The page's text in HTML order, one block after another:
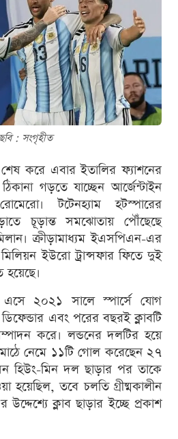
ছবি : সংগৃহীত
শেষ করে এবার ইতালির ফ্যাশনের
গড়তে যাচ্ছেন আর্জেন্টাইন
রোমেরো। টটেনহ্যাম হটস্পারের
চূড়ান্ত সমঝোতায় পৌঁছেছে
ক্রীড়ামাধ্যম ইএসপিএন-এর
ইউরো ট্রান্সফার ফিতে দুই
এসে ২০২১ সালে স্পার্সে যোগ
এবং পরের বছরই ক্লাবটি
করে। লন্ডনের দলটির হয়ে
নেমে ১১টি গোল করেছেন ২৭
হিউং-মিন দল ছাড়ার পর তাকে
হয়েছিল, তবে চলতি গ্রীষ্মকালীন
ক্লাব ছাড়ার ইচ্ছে প্রকাশ